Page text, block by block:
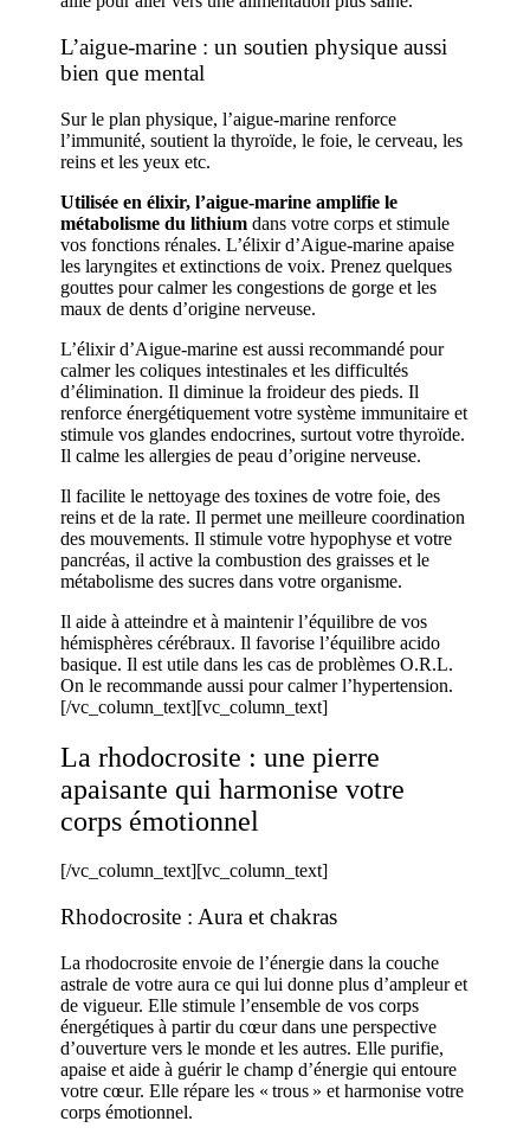
L’aigue-marine : un soutien physique aussi
bien que mental
Sur le plan physique, l’aigue-marine renforce
l’immunité, soutient la thyroïde, le foie, le cerveau, les
reins et les yeux etc.
Utilisée en élixir, l’aigue-marine amplifie le
métabolisme du lithium dans votre corps et stimule
vos fonctions rénales. L’élixir d’Aigue-marine apaise
les laryngites et extinctions de voix. Prenez quelques
gouttes pour calmer les congestions de gorge et les
maux de dents d’origine nerveuse.
L’élixir d’Aigue-marine est aussi recommandé pour
calmer les coliques intestinales et les difficultés
d’élimination. Il diminue la froideur des pieds. Il
renforce énergétiquement votre système immunitaire et
stimule vos glandes endocrines, surtout votre thyroïde.
Il calme les allergies de peau d’origine nerveuse.
Il facilite le nettoyage des toxines de votre foie, des
reins et de la rate. Il permet une meilleure coordination
des mouvements. Il stimule votre hypophyse et votre
pancréas, il active la combustion des graisses et le
métabolisme des sucres dans votre organisme.
Il aide à atteindre et à maintenir l’équilibre de vos
hémisphères cérébraux. Il favorise l’équilibre acido
basique. Il est utile dans les cas de problèmes O.R.L.
On le recommande aussi pour calmer l’hypertension.
[/vc_column_text][vc_column_text]
La rhodocrosite : une pierre
apaisante qui harmonise votre
corps émotionnel
[/vc_column_text][vc_column_text]
Rhodocrosite : Aura et chakras
La rhodocrosite envoie de l’énergie dans la couche
astrale de votre aura ce qui lui donne plus d’ampleur et
de vigueur. Elle stimule l’ensemble de vos corps
énergétiques à partir du cœur dans une perspective
d’ouverture vers le monde et les autres. Elle purifie,
apaise et aide à guérir le champ d’énergie qui entoure
votre cœur. Elle répare les « trous » et harmonise votre
corps émotionnel.